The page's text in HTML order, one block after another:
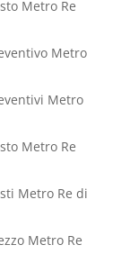
Metro Re
Metro
Metro
Metro Re
Metro Re di
Metro Re